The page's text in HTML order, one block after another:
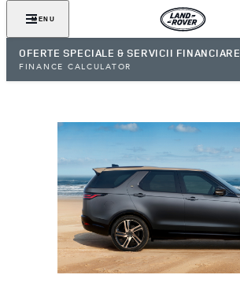
MENU
OFERTE SPECIALE & SERVICII FINANCIARE
FINANCE CALCULATOR